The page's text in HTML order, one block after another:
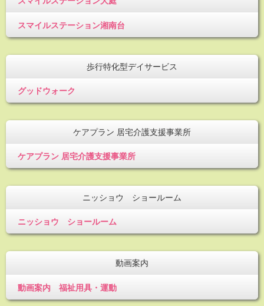
スマイルステーション湘南台
歩行特化型デイサービス
グッドウォーク
ケアプラン 居宅介護支援事業所
ケアプラン 居宅介護支援事業所
ニッショウ ショールーム
ニッショウ ショールーム
動画案内
動画案内 福祉用具・運動